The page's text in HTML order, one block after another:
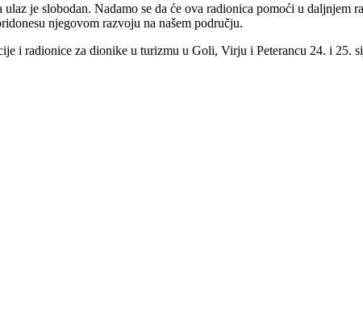
je slobodan. Nadamo se da će ova radionica pomoći u daljnjem
njegovom razvoju na našem području.